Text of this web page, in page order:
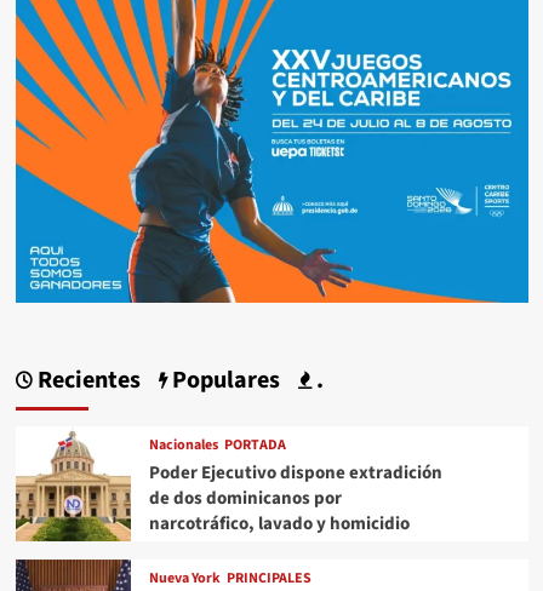
Recientes Populares .
Nacionales PORTADA
Poder Ejecutivo dispone extradición
de dos dominicanos por
narcotráfico, lavado y homicidio
Nueva York PRINCIPALES